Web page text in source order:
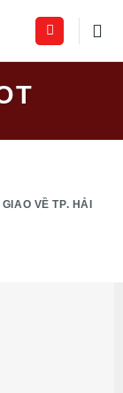
VỀ TP. HẢI